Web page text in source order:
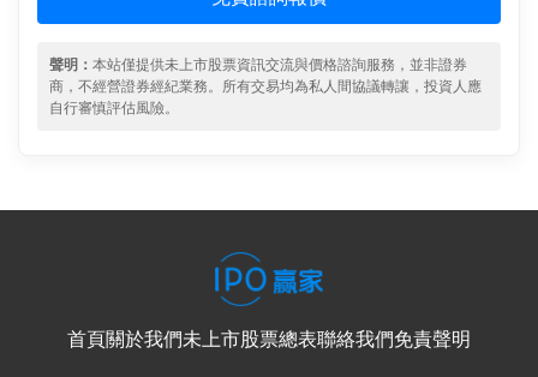
聲明： 本站僅提供未上市股票資訊交流與價格諮詢服務，並非證券
商，不經營證券經紀業務。所有交易均為私人間協議轉讓，投資人應
自行審慎評估風險。
首頁關於我們未上市股票總表聯絡我們免責聲明